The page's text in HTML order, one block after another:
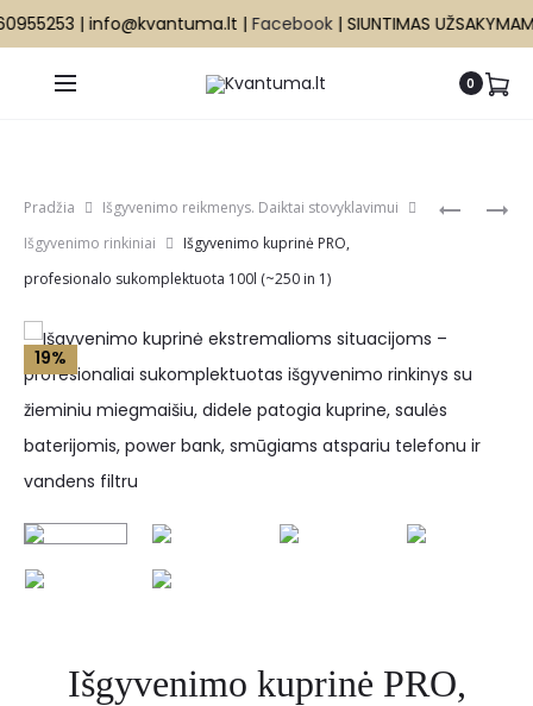
+37060955253 | info@kvantuma.lt | Facebook|
| info@kvantuma.lt |Facebook| SIUNTIMAS
0
ŽYGIAMS
IN
Pradžia
Išgyvenimo reikmenys. Daiktai stovyklavimui
Išgyvenimo rinkiniai
Išgyvenimo kuprinė PRO,
profesionalo sukomplektuota 100l (~250 in 1)
19%
Išgyvenimo kuprinė PRO,